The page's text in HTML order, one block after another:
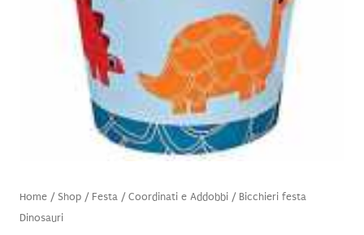
Home/ Shop/ Festa/Coordinati e Addobbi/ Bicchieri festa
Dinosauri